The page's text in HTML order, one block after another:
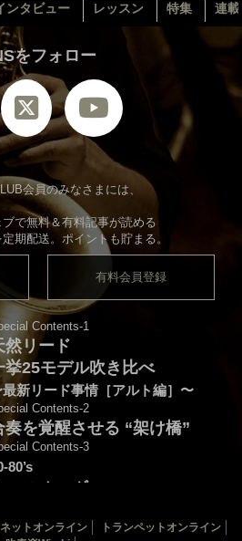
ンタビュー レッスン 特集 連
をフォロー
会員のみなさまには、
で無料＆有料記事が読める
期配送。ポイントも貯まる。
有料会員登録
Contents-1
然リード
挙25モデル吹き比べ
最新リード事情［アルト編］〜
Contents-2
奏を覚醒させる “架け橋”
Contents-3
80’s
ロスオーヴァー・
源連動：演奏＆解説by後藤天太
ットオンライン
トランペットオンライン